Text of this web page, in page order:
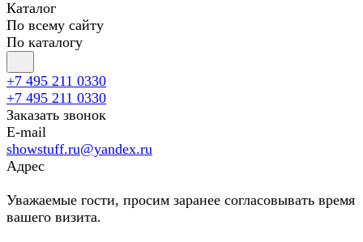
Каталог
По всему сайту
По каталогу
+7 495 211 0330
+7 495 211 0330
Заказать звонок
E-mail
showstuff.ru@yandex.ru
Адрес
Уважаемые гости, просим заранее согласовывать время
вашего визита.